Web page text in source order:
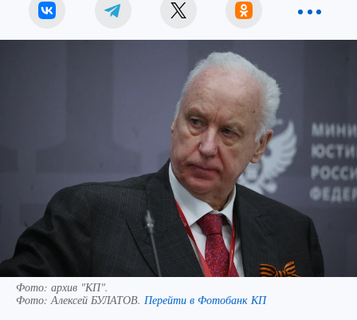
Фото: архив "КП".
Фото:Алексей БУЛАТОВ. Перейти в Фотобанк КП